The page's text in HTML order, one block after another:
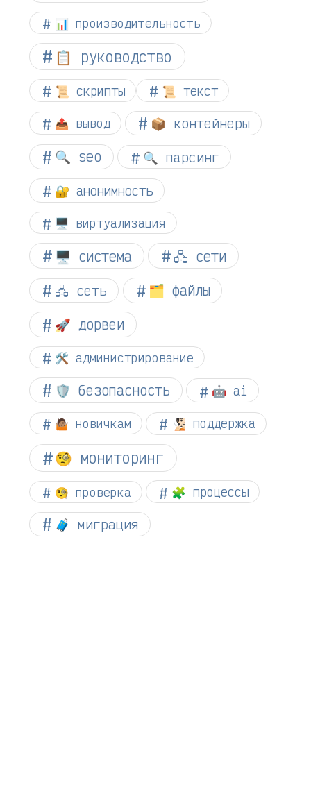
📊 производительность
📋 руководство
📜 скрипты 📜 текст
📤 вывод 📦 контейнеры
🔍 seo 🔍 парсинг
🔐 анонимность
🖥️ виртуализация
🖥️ система 🖧 сети
🖧 сеть 🗂️ файлы
🚀 дорвеи
🛠️ администрирование
🛡️ безопасность 🤖 ai
🤷🏽 новичкам 🧏🏻 поддержка
🧐 мониторинг
🧐 проверка 🧩 процессы
🧳 миграция